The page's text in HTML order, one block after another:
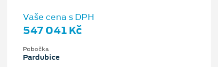
Vaše cena s DPH
547 041 Kč
Pobočka
Pardubice